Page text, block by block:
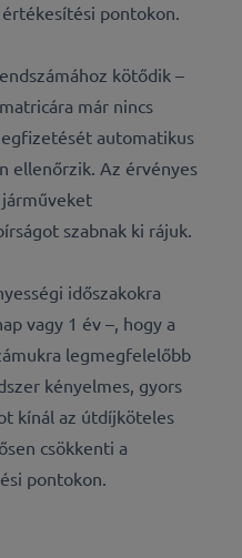
pontokon.
kötődik –
már nincs
automatikus
ellenőrzik. Az érvényes
szabnak ki rájuk.
időszakokra
vagy 1 év –, hogy a
legmegfelelőbb
kényelmes, gyors
kínál az útdíjköteles
csökkenti a
pontokon.